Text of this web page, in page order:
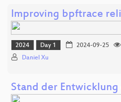
Improving bpftrace
2024 Day 1 2024-09-25
Daniel Xu
Stand der